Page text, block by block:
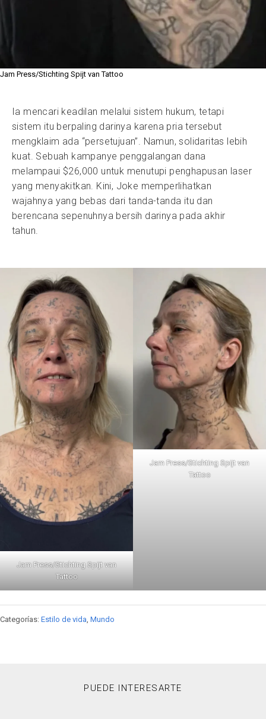
Jam Press/Stichting Spijt van Tattoo
Ia mencari keadilan melalui sistem hukum, tetapi
sistem itu berpaling darinya karena pria tersebut
mengklaim ada “persetujuan”. Namun, solidaritas lebih
kuat. Sebuah kampanye penggalangan dana
melampaui $26,000 untuk menutupi penghapusan laser
yang menyakitkan. Kini, Joke memperlihatkan
wajahnya yang bebas dari tanda-tanda itu dan
berencana sepenuhnya bersih darinya pada akhir
tahun.
Jam Press/Stichting Spijt van
Tattoo
Jam Press/Stichting Spijt van
Tattoo
Categorías: Estilo de vida Mundo
PUEDE INTERESARTE